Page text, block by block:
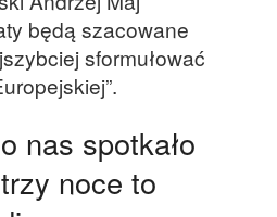
będą szacowane
sformułować
nas spotkało
noce to